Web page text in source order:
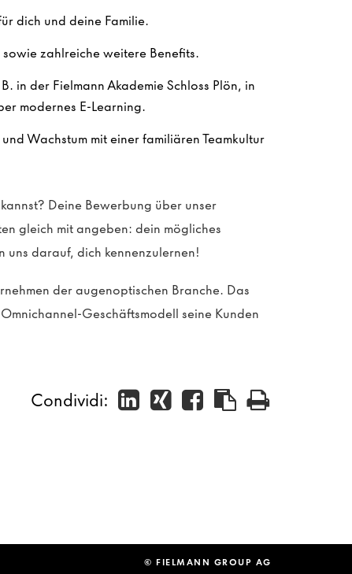
dich und deine Familie.
zahlreiche weitere Benefits.
in der Fielmann Akademie Schloss Plön, in
modernes E-Learning.
Wachstum mit einer familiären Teamkultur
Deine Bewerbung über unser
gleich mit angeben: dein mögliches
darauf, dich kennenzulernen!
der augenoptischen Branche. Das
Geschäftsmodell seine Kunden
Condividi:
© FIELMANN GROUP AG